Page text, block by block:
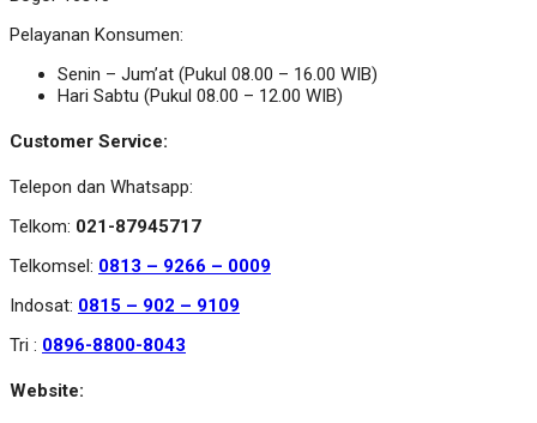
Pelayanan Konsumen:
Senin – Jum’at (Pukul 08.00 – 16.00 WIB)
Hari Sabtu (Pukul 08.00 – 12.00 WIB)
Customer Service:
Telepon dan Whatsapp:
Telkom: 021-87945717
Telkomsel: 0813 – 9266 – 0009
Indosat: 0815 – 902 – 9109
Tri : 0896-8800-8043
Website: